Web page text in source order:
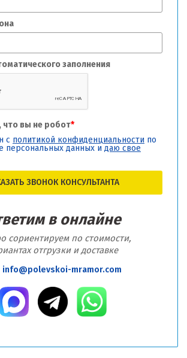
заполнения
что вы не робот*
с политикой конфиденциальности по
персональных данных и даю свое
ЗВОНОК КОНСУЛЬТАНТА
в онлайне
сориентируем по стоимости,
отгрузки и доставке
info@polevskoi-mramor.com